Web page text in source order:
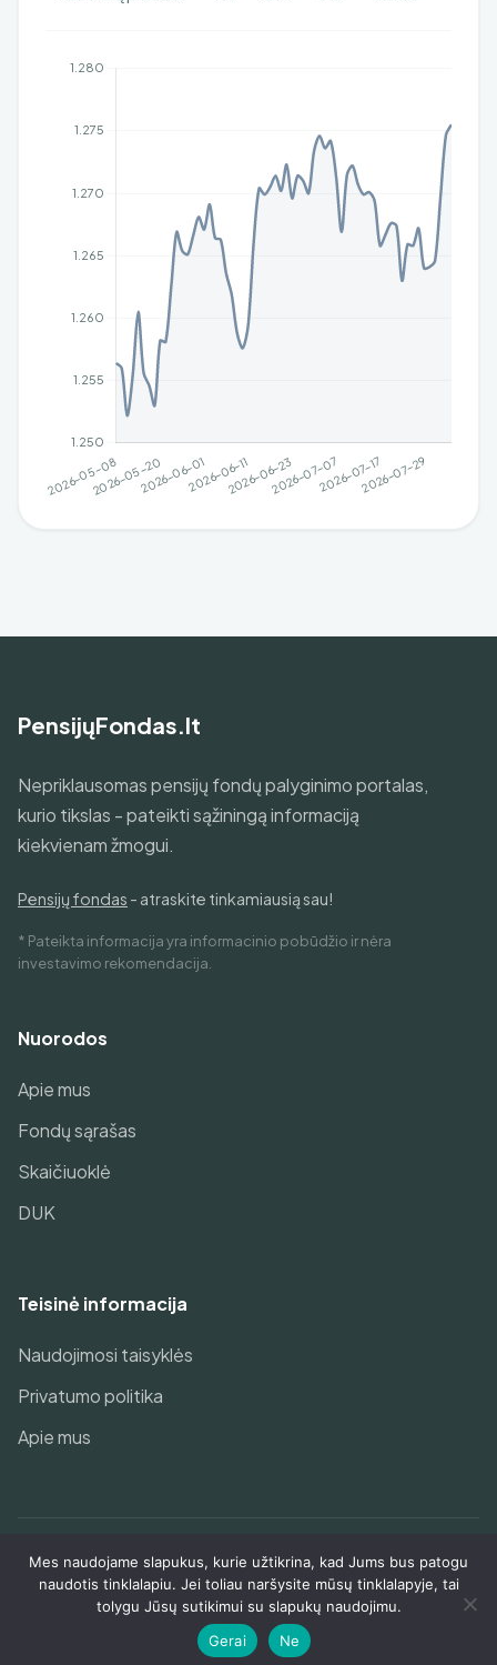
PensijųFondas.lt
Nepriklausomas pensijų fondų palyginimo portalas,
kurio tikslas - pateikti sąžiningą informaciją
kiekvienam žmogui.
Pensijų fondas - atraskite tinkamiausią sau!
* Pateikta informacija yra informacinio pobūdžio ir nėra
investavimo rekomendacija.
Nuorodos
Apie mus
Fondų sąrašas
Skaičiuoklė
DUK
Teisinė informacija
Naudojimosi taisyklės
Privatumo politika
Apie mus
© 2026 Geriausias pensijų fondas Jums!. Visos teisės
saugomos.
Mes naudojame slapukus, kurie užtikrina, kad Jums bus patogu
naudotis tinklalapiu. Jei toliau naršysite mūsų tinklalapyje, tai
tolygu Jūsų sutikimui su slapukų naudojimu.
Gerai
Ne